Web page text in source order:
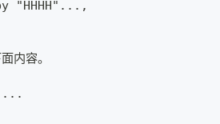
"HHHH"...,
内容。